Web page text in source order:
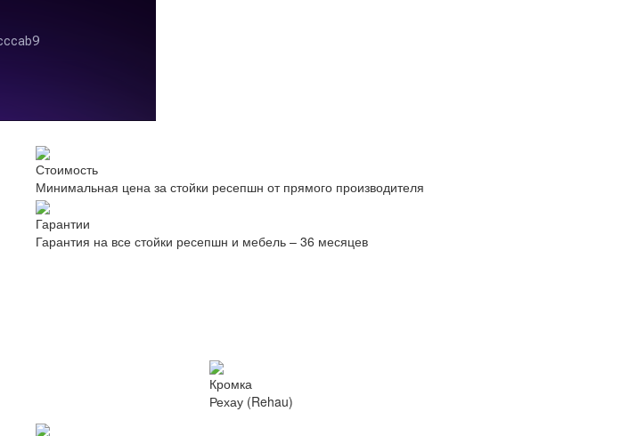
Стоимость
Минимальная цена за стойки ресепшн от прямого производителя
Гарантии
Гарантия на все стойки ресепшн и мебель – 36 месяцев
Кромка
Рехау (Rehau)